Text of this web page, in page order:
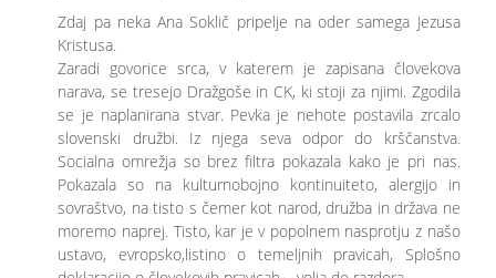
Zdaj pa neka Ana Soklič pripelje na oder samega Jezusa
Kristusa.
Zaradi govorice srca, v katerem je zapisana človekova
narava, se tresejo Dražgoše in CK, ki stoji za njimi. Zgodila
se je naplanirana stvar. Pevka je nehote postavila zrcalo
slovenski družbi. Iz njega seva odpor do krščanstva.
Socialna omrežja so brez filtra pokazala kako je pri nas.
Pokazala so na kulturnobojno kontinuiteto, alergijo in
sovraštvo, na tisto s čemer kot narod, družba in država ne
moremo naprej. Tisto, kar je v popolnem nasprotju z našo
ustavo, evropsko,listino o temeljnih pravicah, Splošno